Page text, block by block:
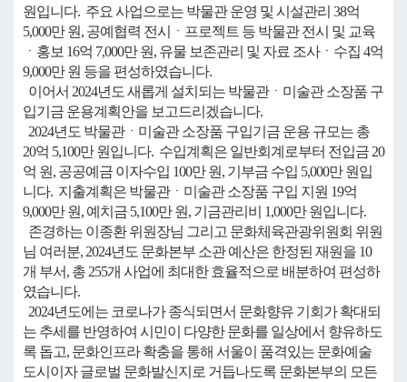
원입니다. 주요 사업으로는 박물관 운영 및 시설관리 38억
5,000만 원, 공예협력 전시ㆍ프로젝트 등 박물관 전시 및 교육
ㆍ홍보 16억 7,000만 원, 유물 보존관리 및 자료 조사ㆍ수집 4억
9,000만 원 등을 편성하였습니다.
이어서 2024년도 새롭게 설치되는 박물관ㆍ미술관 소장품 구
입기금 운용계획안을 보고드리겠습니다.
2024년도 박물관ㆍ미술관 소장품 구입기금 운용 규모는 총
20억 5,100만 원입니다. 수입계획은 일반회계로부터 전입금 20
억 원, 공공예금 이자수입 100만 원, 기부금 수입 5,000만 원입
니다. 지출계획은 박물관ㆍ미술관 소장품 구입 지원 19억
9,000만 원, 예치금 5,100만 원, 기금관리비 1,000만 원입니다.
존경하는 이종환 위원장님 그리고 문화체육관광위원회 위원
님 여러분, 2024년도 문화본부 소관 예산은 한정된 재원을 10
개 부서, 총 255개 사업에 최대한 효율적으로 배분하여 편성하
였습니다.
2024년도에는 코로나가 종식되면서 문화향유 기회가 확대되
는 추세를 반영하여 시민이 다양한 문화를 일상에서 향유하도
록 돕고, 문화인프라 확충을 통해 서울이 품격있는 문화예술
도시이자 글로벌 문화발신지로 거듭나도록 문화본부의 모든